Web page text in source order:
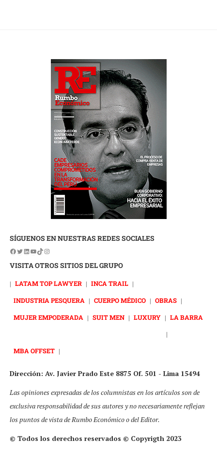
SÍGUENOS EN NUESTRAS REDES SOCIALES
VISITA OTROS SITIOS DEL GRUPO
| LATAM TOP LAWYER | INCA TRAIL |
INDUSTRIA PESQUERA | CUERPO MÉDICO | OBRAS |
MUJER EMPODERADA | SUIT MEN | LUXURY | LA BARRA
|
MBA OFFSET |
Dirección: Av. Javier Prado Este 8875 Of. 501 - Lima 15494
Las opiniones expresadas de los columnistas en los artículos son de
exclusiva responsabilidad de sus autores y no necesariamente reflejan
los puntos de vista de Rumbo Económico o del Editor.
© Todos los derechos reservados © Copyrigth 2023